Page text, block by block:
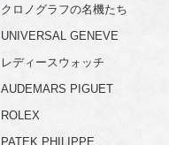
クロノグラフの名機たち
UNIVERSAL GENEVE
レディースウォッチ
AUDEMARS PIGUET
ROLEX
PATEK PHILIPPE